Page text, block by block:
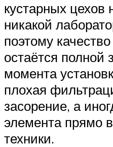
кустарных цехов
никакой
поэтому
остаётся полной
момента
плохая
засорение, а
элемента прямо
техники.